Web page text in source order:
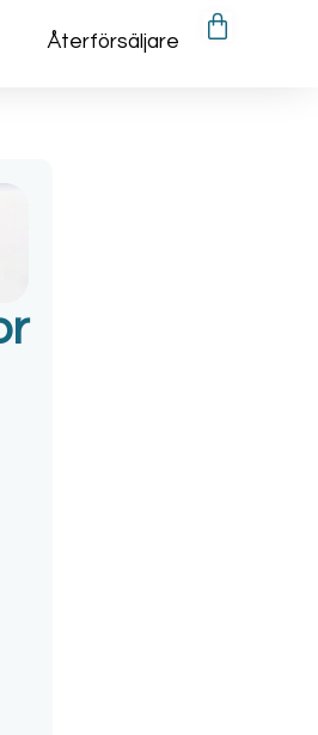
Återförsäljare